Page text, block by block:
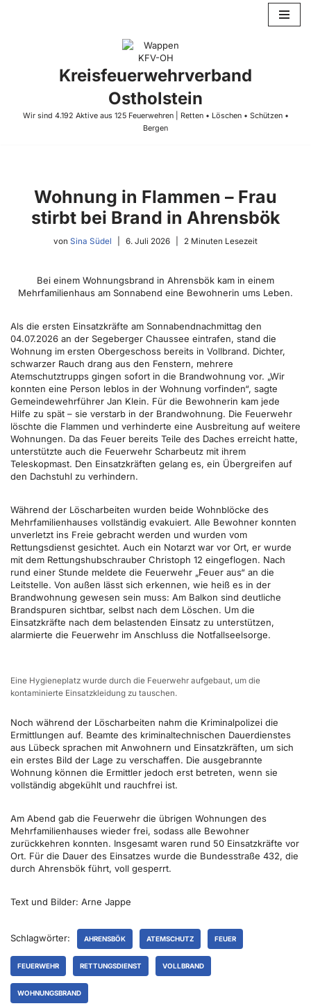
Kreisfeuerwehrverband
Ostholstein
Wir sind 4.192 Aktive aus 125 Feuerwehren | Retten • Löschen • Schützen •
Bergen
Wohnung in Flammen – Frau
stirbt bei Brand in Ahrensbök
von Sina Südel 6. Juli 2026 2 Minuten Lesezeit
Bei einem Wohnungsbrand in Ahrensbök kam in einem
Mehrfamilienhaus am Sonnabend eine Bewohnerin ums Leben.
Als die ersten Einsatzkräfte am Sonnabendnachmittag den
04.07.2026 an der Segeberger Chaussee eintrafen, stand die
Wohnung im ersten Obergeschoss bereits in Vollbrand. Dichter,
schwarzer Rauch drang aus den Fenstern, mehrere
Atemschutztrupps gingen sofort in die Brandwohnung vor. „Wir
konnten eine Person leblos in der Wohnung vorfinden“, sagte
Gemeindewehrführer Jan Klein. Für die Bewohnerin kam jede
Hilfe zu spät – sie verstarb in der Brandwohnung. Die Feuerwehr
löschte die Flammen und verhinderte eine Ausbreitung auf weitere
Wohnungen. Da das Feuer bereits Teile des Daches erreicht hatte,
unterstützte auch die Feuerwehr Scharbeutz mit ihrem
Teleskopmast. Den Einsatzkräften gelang es, ein Übergreifen auf
den Dachstuhl zu verhindern.
Während der Löscharbeiten wurden beide Wohnblöcke des
Mehrfamilienhauses vollständig evakuiert. Alle Bewohner konnten
unverletzt ins Freie gebracht werden und wurden vom
Rettungsdienst gesichtet. Auch ein Notarzt war vor Ort, er wurde
mit dem Rettungshubschrauber Christoph 12 eingeflogen. Nach
rund einer Stunde meldete die Feuerwehr „Feuer aus“ an die
Leitstelle. Von außen lässt sich erkennen, wie heiß es in der
Brandwohnung gewesen sein muss: Am Balkon sind deutliche
Brandspuren sichtbar, selbst nach dem Löschen. Um die
Einsatzkräfte nach dem belastenden Einsatz zu unterstützen,
alarmierte die Feuerwehr im Anschluss die Notfallseelsorge.
Eine Hygieneplatz wurde durch die Feuerwehr aufgebaut, um die
kontaminierte Einsatzkleidung zu tauschen.
Noch während der Löscharbeiten nahm die Kriminalpolizei die
Ermittlungen auf. Beamte des kriminaltechnischen Dauerdienstes
aus Lübeck sprachen mit Anwohnern und Einsatzkräften, um sich
ein erstes Bild der Lage zu verschaffen. Die ausgebrannte
Wohnung können die Ermittler jedoch erst betreten, wenn sie
vollständig abgekühlt und rauchfrei ist.
Am Abend gab die Feuerwehr die übrigen Wohnungen des
Mehrfamilienhauses wieder frei, sodass alle Bewohner
zurückkehren konnten. Insgesamt waren rund 50 Einsatzkräfte vor
Ort. Für die Dauer des Einsatzes wurde die Bundesstraße 432, die
durch Ahrensbök führt, voll gesperrt.
Text und Bilder: Arne Jappe
Schlagwörter: AHRENSBÖK ATEMSCHUTZ FEUER
FEUERWEHR RETTUNGSDIENST VOLLBRAND
WOHNUNGSBRAND